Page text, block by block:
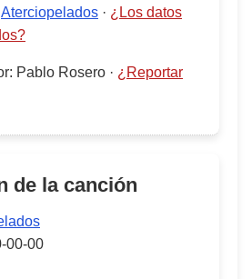
Aterciopelados · ¿Los datos
: Pablo Rosero · ¿Reportar
de la canción
00-00